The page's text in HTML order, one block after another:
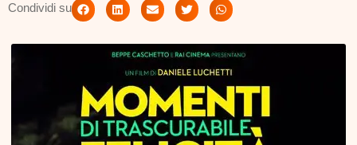
Condividi su